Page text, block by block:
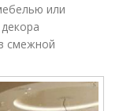
или
смежной